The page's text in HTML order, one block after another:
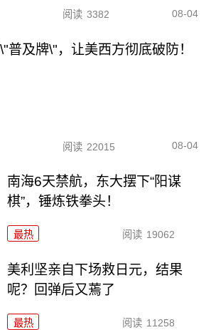
阅读 3382 08-04
普及牌\"，让美西方彻底破防！
阅读 22015 08-04
南海6天禁航，东大摆下“阳谋
棋”，锤炼铁拳头！
最热 阅读 19062
美利坚亲自下场救日元，结果
呢？回弹后又蔫了
最热 阅读 11258